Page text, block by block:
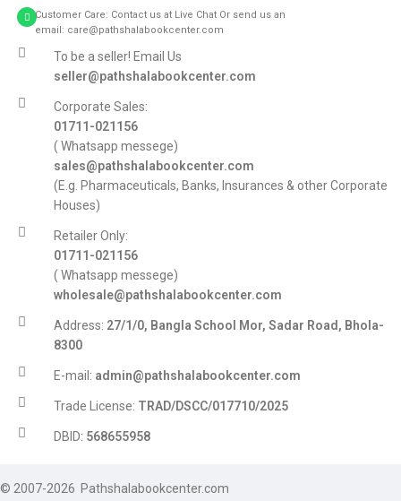
Customer Care: Contact us at Live Chat Or send us an
email: care@pathshalabookcenter.com
To be a seller! Email Us
seller@pathshalabookcenter.com
Corporate Sales:
01711-021156
( Whatsapp messege)
sales@pathshalabookcenter.com
(E.g. Pharmaceuticals, Banks, Insurances & other Corporate
Houses)
Retailer Only:
01711-021156
( Whatsapp messege)
wholesale@pathshalabookcenter.com
Address: 27/1/0, Bangla School Mor, Sadar Road, Bhola-
8300
E-mail: admin@pathshalabookcenter.com
Trade License: TRAD/DSCC/017710/2025
DBID: 568655958
© 2007-2026 Pathshalabookcenter.com